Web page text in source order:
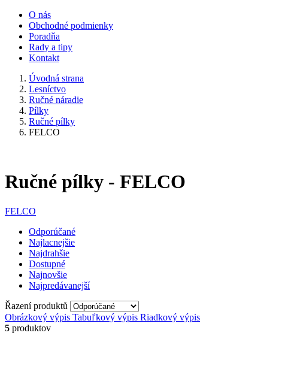
O nás
Obchodné podmienky
Poradňa
Rady a tipy
Kontakt
Úvodná strana
Lesníctvo
Ručné náradie
Pílky
Ručné pílky
FELCO
Ručné pílky - FELCO
FELCO
Odporúčané
Najlacnejšie
Najdrahšie
Dostupné
Najnovšie
Najpredávanejší
Řazení produktů
Obrázkový výpis Tabuľkový výpis Riadkový výpis
5 produktov